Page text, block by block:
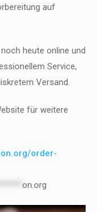
auf
heute online und
Service,
Versand.
für weitere
order-
on.org